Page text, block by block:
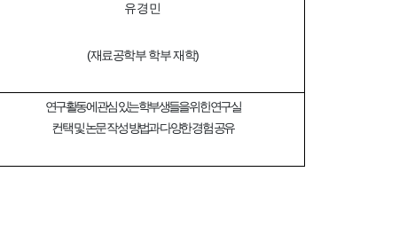
유경민
(재료공학부 학부 재학)
연구 활동에 관심 있는 학부생들을 위한연구실
컨택 및 논문 작성 방법과 다양한 경험 공유